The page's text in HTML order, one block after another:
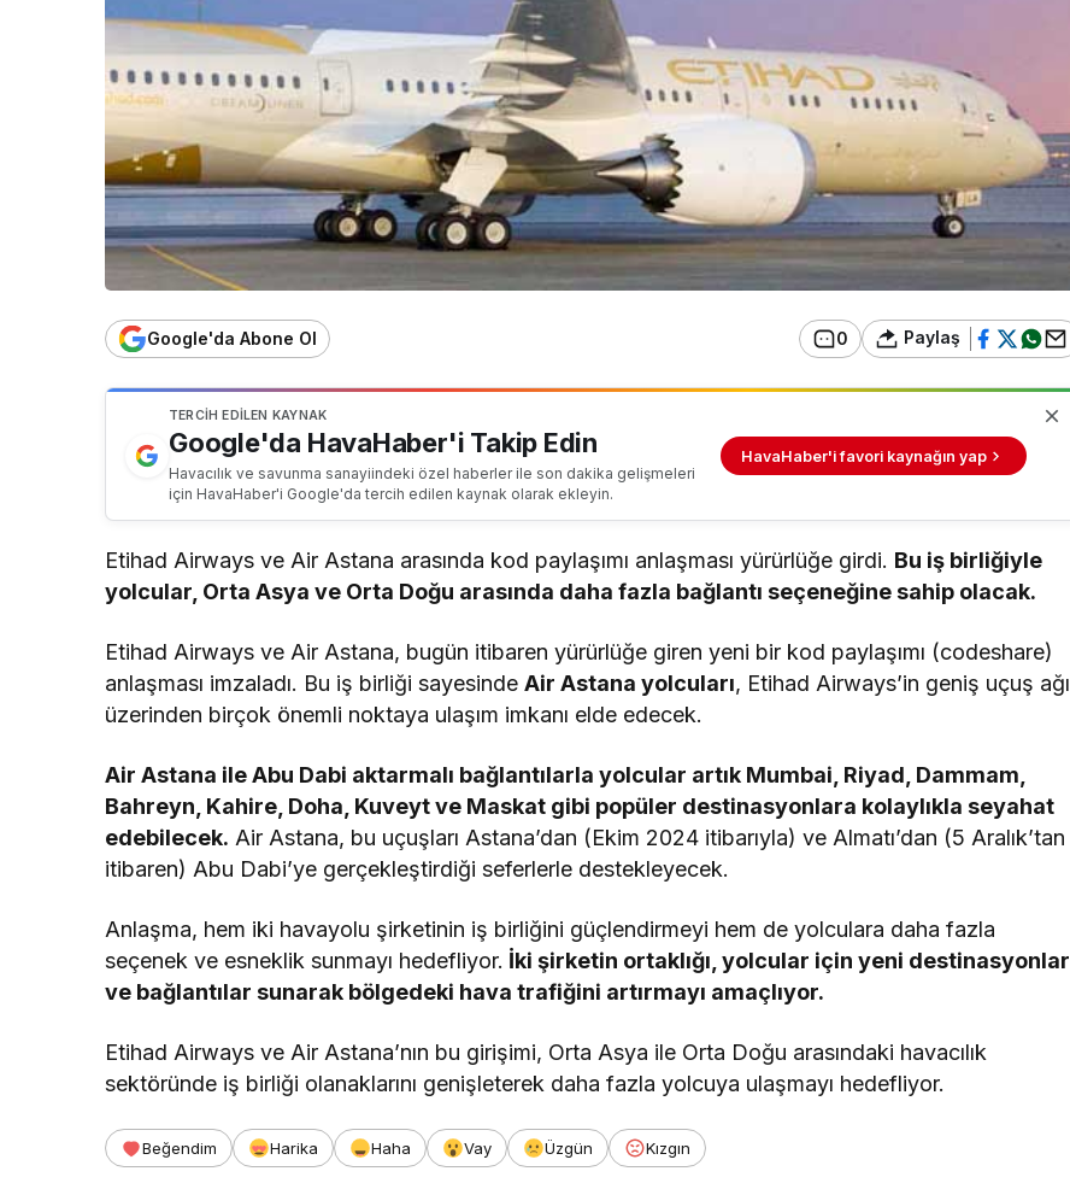
Google'da Abone Ol 0 Paylaş
TERCIH EDILEN KAYNAK
Google'da HavaHaber'i Takip Edin
Havacılık ve savunma sanayiindeki özel haberler ile son dakika gelişmeleri
için HavaHaber'i Google'da tercih edilen kaynak olarak ekleyin.
HavaHaber'i favori kaynağın yap
Etihad Airways ve Air Astana arasında kod paylaşımı anlaşması yürürlüğe girdi. Bu iş birliğiyle
yolcular, Orta Asya ve Orta Doğu arasında daha fazla bağlantı seçeneğine sahip olacak.
Etihad Airways ve Air Astana, bugün itibaren yürürlüğe giren yeni bir kod paylaşımı (codeshare)
anlaşması imzaladı. Bu iş birliği sayesindeAir Astana yolcuları, Etihad Airways’in geniş uçuş ağı
üzerinden birçok önemli noktaya ulaşım imkanı elde edecek.
Air Astana ile Abu Dabi aktarmalı bağlantılarla yolcular artık Mumbai, Riyad, Dammam,
Bahreyn, Kahire, Doha, Kuveyt ve Maskat gibi popüler destinasyonlara kolaylıkla seyahat
edebilecek. Air Astana, bu uçuşları Astana’dan (Ekim 2024 itibarıyla) ve Almatı’dan (5 Aralık’tan
itibaren) Abu Dabi’ye gerçekleştirdiği seferlerle destekleyecek.
Anlaşma, hem iki havayolu şirketinin iş birliğini güçlendirmeyi hem de yolculara daha fazla
seçenek ve esneklik sunmayı hedefliyor. İki şirketin ortaklığı, yolcular için yeni destinasyonlar
ve bağlantılar sunarak bölgedeki hava trafiğini artırmayı amaçlıyor.
Etihad Airways ve Air Astana’nın bu girişimi, Orta Asya ile Orta Doğu arasındaki havacılık
sektöründe iş birliği olanaklarını genişleterek daha fazla yolcuya ulaşmayı hedefliyor.
Beğendim Harika Haha Vay Üzgün Kızgın